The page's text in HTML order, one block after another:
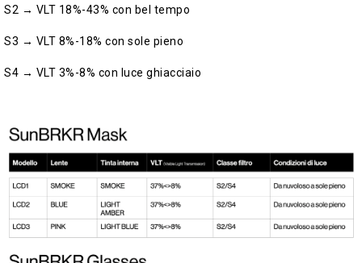
S2 → VLT 18%-43% con bel tempo
S3 → VLT 8%-18% con sole pieno
S4 → VLT 3%-8% con luce ghiacciaio